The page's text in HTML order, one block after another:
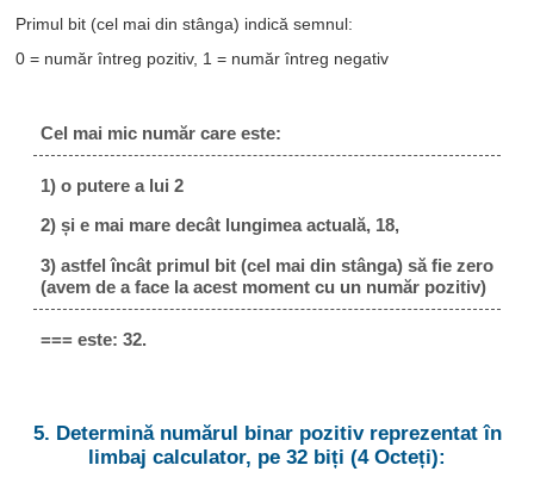
Primul bit (cel mai din stânga) indică semnul:
0 = număr întreg pozitiv, 1 = număr întreg negativ
Cel mai mic număr care este:
1) o putere a lui 2
2) și e mai mare decât lungimea actuală, 18,
3) astfel încât primul bit (cel mai din stânga) să fie zero
(avem de a face la acest moment cu un număr pozitiv)
=== este: 32.
5. Determină numărul binar pozitiv reprezentat în
limbaj calculator, pe 32 biți (4 Octeți):